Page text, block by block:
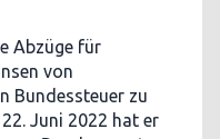
Abzüge für
von
Bundessteuer zu
Juni 2022 hat er